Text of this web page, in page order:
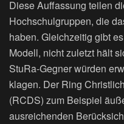
Diese Auffassung teilen
Hochschulgruppen, die
haben. Gleichzeitig gibt
Modell, nicht zuletzt hält
StuRa-Gegner würden
klagen. Der Ring
(RCDS) zum Beispiel
ausreichenden